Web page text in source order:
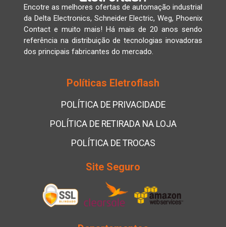
Encotre as melhores ofertas de automação industrial
da Delta Electronics, Schneider Electric, Weg, Phoenix
Contact e muito mais! Há mais de 20 anos sendo
referência na distribuição de tecnologias inovadoras
dos principais fabricantes do mercado.
Políticas Eletroflash
POLÍTICA DE PRIVACIDADE
POLÍTICA DE RETIRADA NA LOJA
POLÍTICA DE TROCAS
Site Seguro